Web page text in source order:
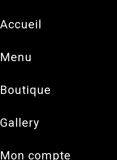
accueil
menu
boutique
gallery
mon compte